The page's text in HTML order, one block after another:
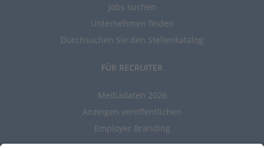
Jobs suchen
Unternehmen finden
Durchsuchen Sie den Stellenkatalog
FÜR RECRUITER
Mediadaten 2026
Anzeigen veröffentlichen
Employer Branding